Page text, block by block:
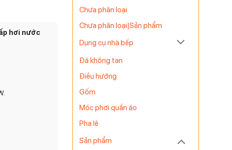
Chưa phân loại
Chưa phân loại|Sản phẩm
Dụng cụ nhà bếp
Đá không tan
Điều hướng
Gốm
Móc phơi quần áo
Pha lê
Sản phẩm
hơi nước